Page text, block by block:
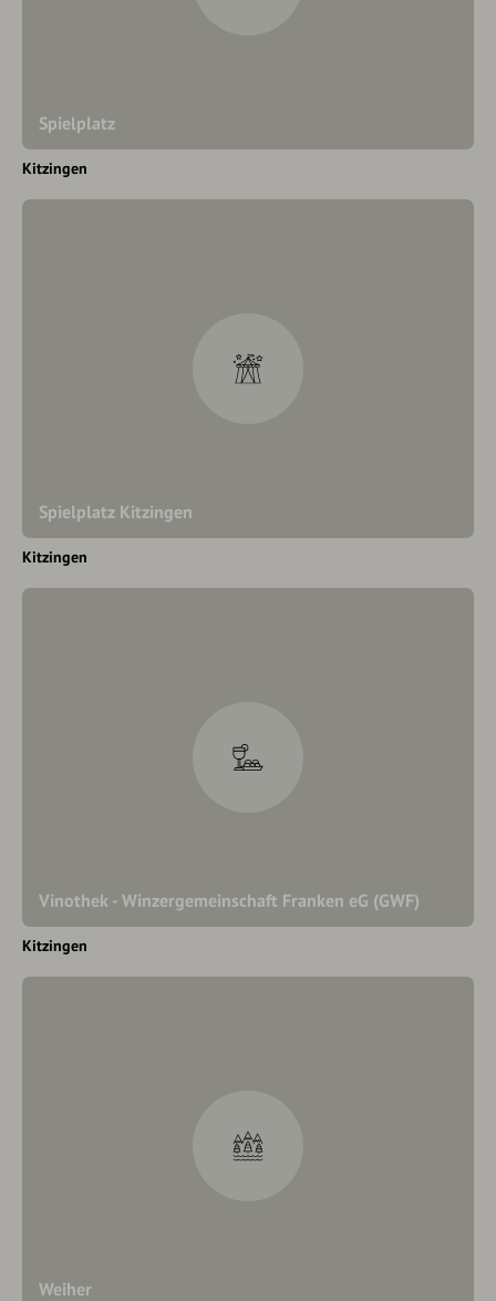
Spielplatz
Kitzingen
Spielplatz Kitzingen
Kitzingen
Vinothek - Winzergemeinschaft Franken eG (GWF)
Kitzingen
Weiher